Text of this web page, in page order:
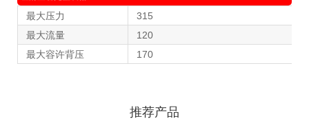
最大压力
315
最大流量
120
最大容许背压
170
推荐产品